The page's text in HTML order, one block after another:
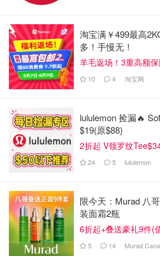
2023温哥华大
仓！
美丽废物
商场景点营业时间
这一天营业，但也有一些例外。如
出行，请收好这份开放和关闭信息
和景点营业时间
省钱君
天气预报
淘宝满￥499最高
多！手慢无！
羊毛返场！3重高额
10 4 淘宝网
lululemon 捡漏🔥
$19(原$88)
2折起 V领罗纹
24 5 lululemon
限今天：Murad 八
装面霜2瓶
6折起+叠送豪礼9件(
5 14 Murad